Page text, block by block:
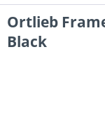
Ortlieb
Black